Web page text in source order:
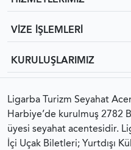
VİZE İŞLEMLERİ
KURULUŞLARIMIZ
Ligarba Turizm Seyahat
Harbiye’de kurulmuş 2782
üyesi seyahat acentesidir.
İçi Uçak Biletleri; Yurtdışı